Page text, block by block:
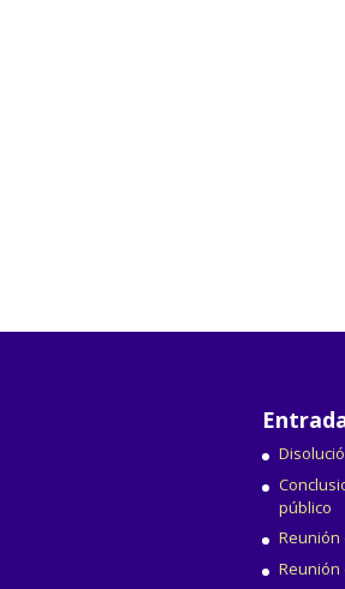
público
Reunión
Reunión